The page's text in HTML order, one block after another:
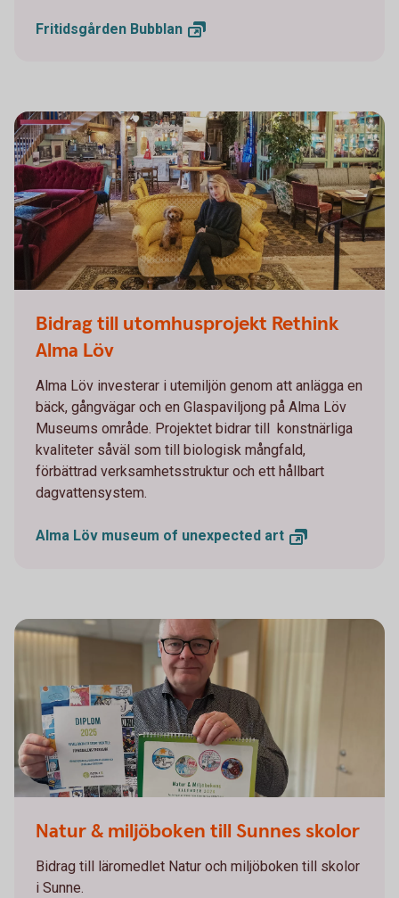
Fritidsgården Bubblan
Bidrag till utomhusprojekt Rethink
Alma Löv
Alma Löv investerar i utemiljön genom att anlägga en
bäck, gångvägar och en Glaspaviljong på Alma Löv
Museums område. Projektet bidrar till konstnärliga
kvaliteter såväl som till biologisk mångfald,
förbättrad verksamhetsstruktur och ett hållbart
dagvattensystem.
Alma Löv museum of unexpected art
Natur & miljöboken till Sunnes skolor
Bidrag till läromedlet Natur och miljöboken till skolor
i Sunne.